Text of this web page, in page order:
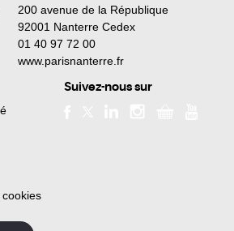
200 avenue de la République
92001 Nanterre Cedex
01 40 97 72 00
www.parisnanterre.fr
Suivez-nous sur